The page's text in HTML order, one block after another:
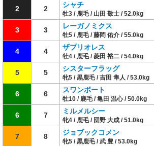
2 2 シャチ
牡3 / 鹿毛 / 山田 敬士 / 52.0kg
3 3 レーガノミクス
牡5 / 鹿毛 / 藤岡 佑介 / 55.0kg
4 4 ザプリオレス
牡4 / 鹿毛 / 菱田 裕二 / 54.0kg
5 5 シスターフラッグ
牝5 / 黒鹿毛 / 吉田 隼人 / 53.0kg
6 6 スワンボート
牡10 / 鹿毛 / 亀田 温心 / 50.0kg
6 7 ミルメルシー
牝4 / 鹿毛 / 団野 大成 / 51.0kg
7 8 ジョブックコメン
牝5 / 黒鹿毛 / 武 豊 / 53.0kg